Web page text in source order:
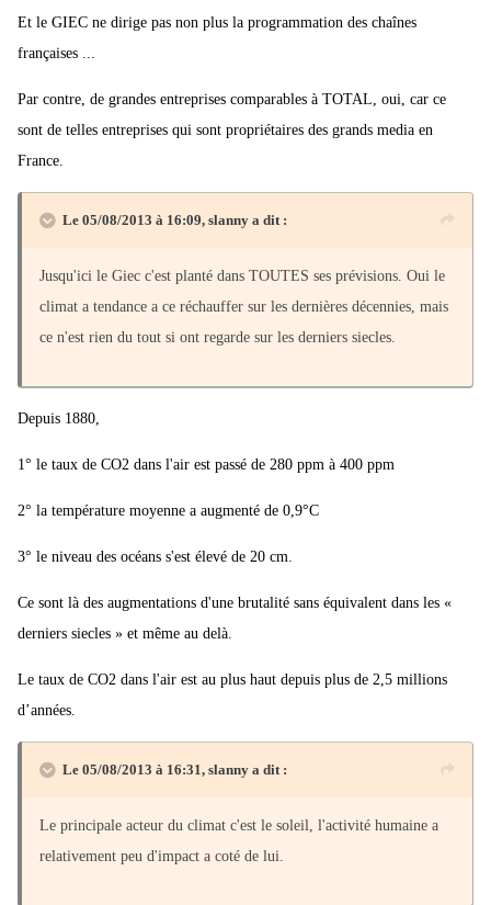
Et le GIEC ne dirige pas non plus la programmation des chaînes
françaises ...
Par contre, de grandes entreprises comparables à TOTAL, oui, car ce
sont de telles entreprises qui sont propriétaires des grands media en
France.
Le 05/08/2013 à 16:09, slanny a dit :
Jusqu'ici le Giec c'est planté dans TOUTES ses prévisions. Oui le
climat a tendance a ce réchauffer sur les dernières décennies, mais
ce n'est rien du tout si ont regarde sur les derniers siecles.
Depuis 1880,
1° le taux de CO2 dans l'air est passé de 280 ppm à 400 ppm
2° la température moyenne a augmenté de 0,9°C
3° le niveau des océans s'est élevé de 20 cm.
Ce sont là des augmentations d'une brutalité sans équivalent dans les «
derniers siecles » et même au delà.
Le taux de CO2 dans l'air est au plus haut depuis plus de 2,5 millions
d’années.
Le 05/08/2013 à 16:31, slanny a dit :
Le principale acteur du climat c'est le soleil, l'activité humaine a
relativement peu d'impact a coté de lui.